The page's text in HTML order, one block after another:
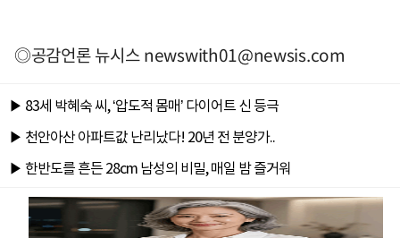
◎공감언론 뉴시스newswith01@newsis.com